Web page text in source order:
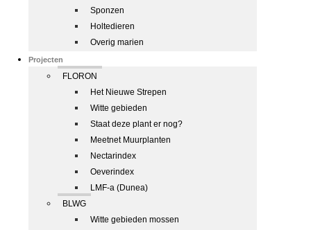
Sponzen
Holtedieren
Overig marien
Projecten
FLORON
Het Nieuwe Strepen
Witte gebieden
Staat deze plant er nog?
Meetnet Muurplanten
Nectarindex
Oeverindex
LMF-a (Dunea)
BLWG
Witte gebieden mossen